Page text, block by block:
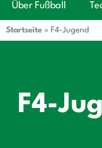
Über Fußball
Startseite » F4-Jugend
F4-